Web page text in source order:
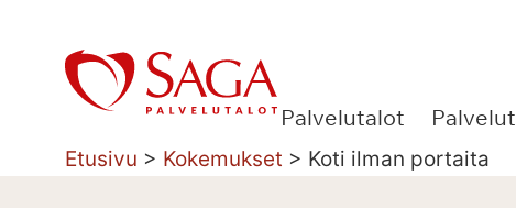
sisältöön
Palvelutalot Palvelut
Etusivu > Kokemukset > Koti ilman portaita